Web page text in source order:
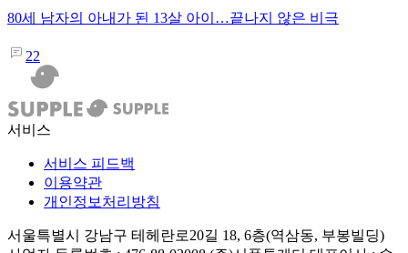
80세 남자의 아내가 된 13살 아이…끝나지 않은 비극
22
서비스
서비스 피드백
이용약관
개인정보처리방침
서울특별시 강남구 테헤란로20길 18, 6층(역삼동, 부봉빌딩)